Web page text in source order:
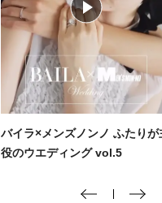
2000円以下で探す！ギフト上手
んの小土産リスト🎁